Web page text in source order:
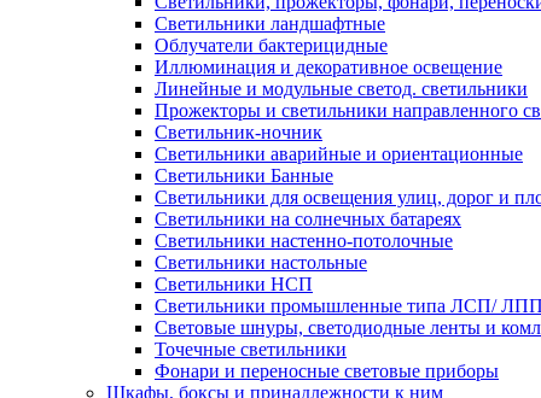
Светильники ландшафтные
Облучатели бактерицидные
Иллюминация и декоративное освещение
Линейные и модульные светод. светильники
Прожекторы и светильники направленного
Светильник-ночник
Светильники аварийные и ориентационные
Светильники Банные
Светильники для освещения улиц, дорог и
Светильники на солнечных батареях
Светильники настенно-потолочные
Светильники настольные
Светильники НСП
Светильники промышленные типа ЛСП/
Световые шнуры, светодиодные ленты и
Точечные светильники
Фонари и переносные световые приборы
Шкафы, боксы и принадлежности к ним